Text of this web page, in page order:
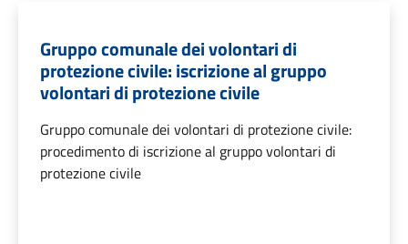
Gruppo comunale dei volontari di
protezione civile: iscrizione al gruppo
volontari di protezione civile
Gruppo comunale dei volontari di protezione civile:
procedimento di iscrizione al gruppo volontari di
protezione civile